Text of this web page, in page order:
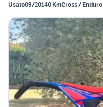
Usato09/20140 KmCross / Enduro